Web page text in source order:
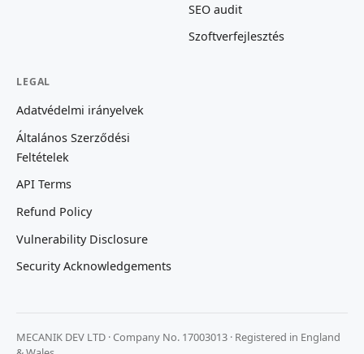
SEO audit
Szoftverfejlesztés
LEGAL
Adatvédelmi irányelvek
Általános Szerződési
Feltételek
API Terms
Refund Policy
Vulnerability Disclosure
Security Acknowledgements
MECANIK DEV LTD · Company No. 17003013 · Registered in England